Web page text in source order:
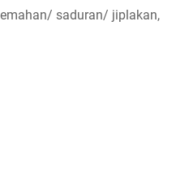
saduran/ jiplakan,